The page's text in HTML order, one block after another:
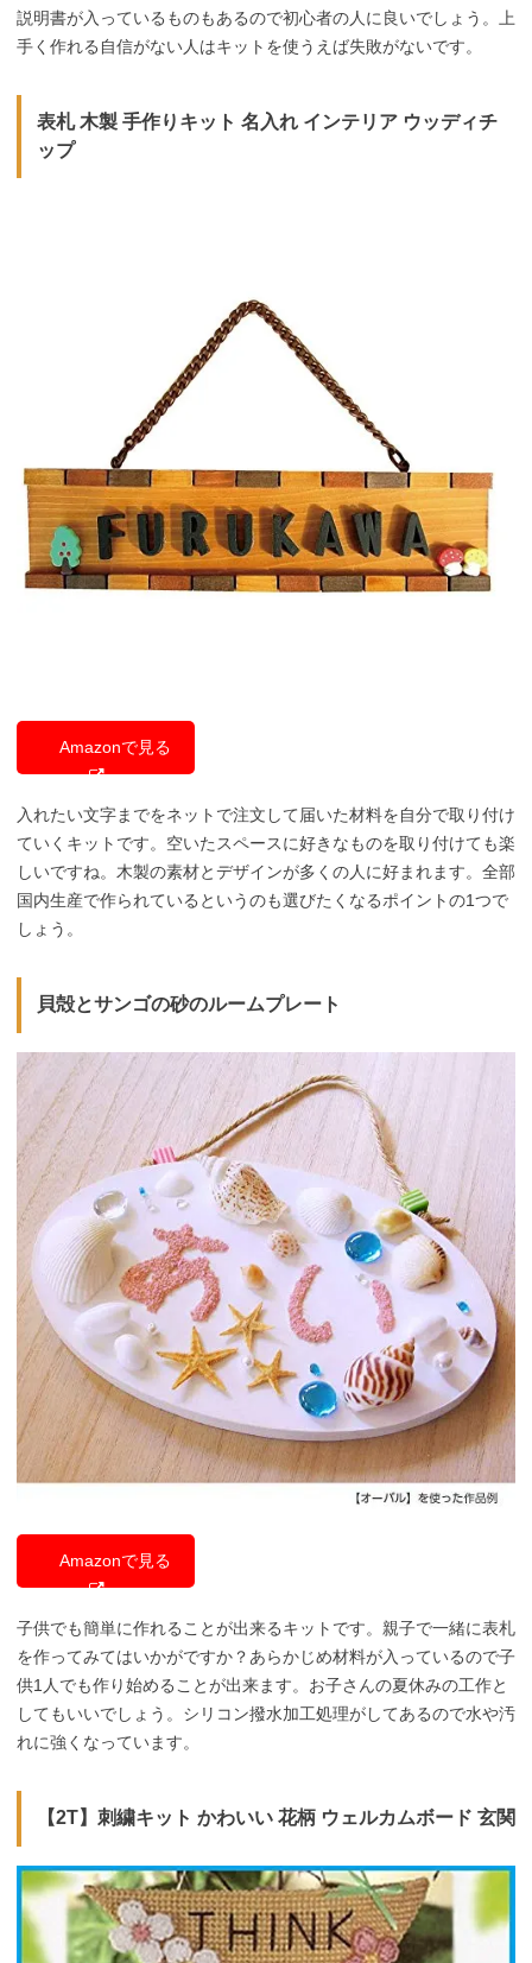
説明書が入っているものもあるので初心者の人に良いでしょう。上
手く作れる自信がない人はキットを使うえば失敗がないです。
表札 木製 手作りキット 名入れ インテリア ウッディチ
ップ
Amazonで見る
入れたい文字までをネットで注文して届いた材料を自分で取り付け
ていくキットです。空いたスペースに好きなものを取り付けても楽
しいですね。木製の素材とデザインが多くの人に好まれます。全部
国内生産で作られているというのも選びたくなるポイントの1つで
しょう。
貝殻とサンゴの砂のルームプレート
Amazonで見る
子供でも簡単に作れることが出来るキットです。親子で一緒に表札
を作ってみてはいかがですか？あらかじめ材料が入っているので子
供1人でも作り始めることが出来ます。お子さんの夏休みの工作と
してもいいでしょう。シリコン撥水加工処理がしてあるので水や汚
れに強くなっています。
【2T】刺繍キット かわいい 花柄 ウェルカムボード 玄関